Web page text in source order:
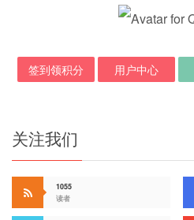
签到领积分 用户中心
关注我们
1055
读者